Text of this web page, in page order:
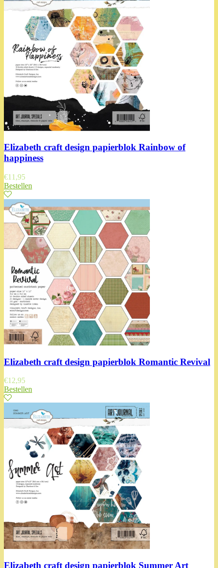
Elizabeth craft design papierblok Rainbow of
happiness
€11,95
Bestellen
Elizabeth craft design papierblok Romantic Revival
€12,95
Bestellen
Elizabeth craft design papierblok Summer Art